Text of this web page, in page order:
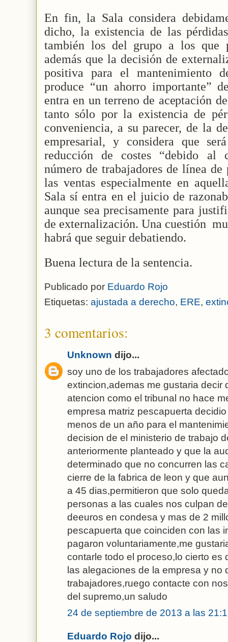
En fin, la Sala considera
dicho, la existencia de las
también los del grupo a los que
además que la decisión de
positiva para el mantenimiento
produce “un ahorro importante”
entra en un terreno de aceptación
tanto sólo por la existencia de
conveniencia, a su parecer, de la
empresarial, y considera que
reducción de costes “debido al
número de trabajadores de línea
las ventas especialmente en
Sala sí entra en el juicio de
aunque sea precisamente para
de externalización. Una cuestión
habrá que seguir debatiendo.
Buena lectura de la sentencia.
Publicado por Eduardo Rojo
Etiquetas: ajustada a derecho, ERE,
3 comentarios:
Unknown dijo...
soy uno de los trabajadores
extincion,ademas me gustaria decir
atencion como el tribunal no hace
empresa matriz pescapuerta
menos de un año para el
decision de el ministerio de trabajo
anteriormente planteado y que la
determinado que no concurren las
cierre de la fabrica de leon y que
a 45 dias,permitieron que solo
personas a las cuales nos culpan
deeuros en condesa y mas de 2
pescapuerta que coinciden con las
pagaron voluntariamente,me
contarle todo el proceso,lo cierto es
las alegaciones de la empresa y no
trabajadores,ruego contacte con
del supremo,un saludo
24 de septiembre de 2013 a las
Eduardo Rojo dijo...